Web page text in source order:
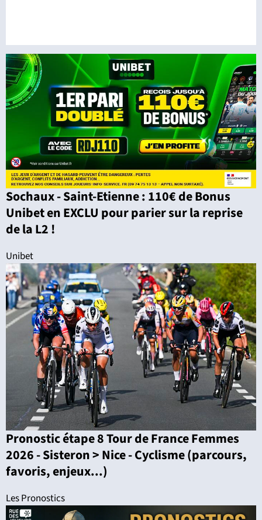
Sochaux - Saint-Etienne : 110€ de Bonus
Unibet en EXCLU pour parier sur la reprise
de la L2 !
Unibet
Pronostic étape 8 Tour de France Femmes
2026 - Sisteron > Nice - Cyclisme (parcours,
favoris, enjeux...)
Les Pronostics